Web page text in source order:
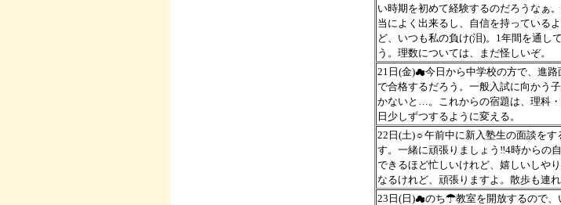
い時期を初めて経験するのだろうなぁ
当によく出来るし、自信を持っている
ど、いつも私の負け(泪)。1年間を通し
う。理数については、まだ怪しいぞ。
21日(金)☁今日から中学校の方で、進
で合格するだろう。一般入試に向かう
かないと…。これからの宿題は、理科
日少しずつするように変える。
22日(土)☼午前中に新入塾生の面談を
す。一緒に頑張りましょう‼4時からの
できるほど忙しいけれど、嬉しいしや
なるけれど、頑張りますよ。散歩も連
23日(日)☁のち☂教室を開放するので、